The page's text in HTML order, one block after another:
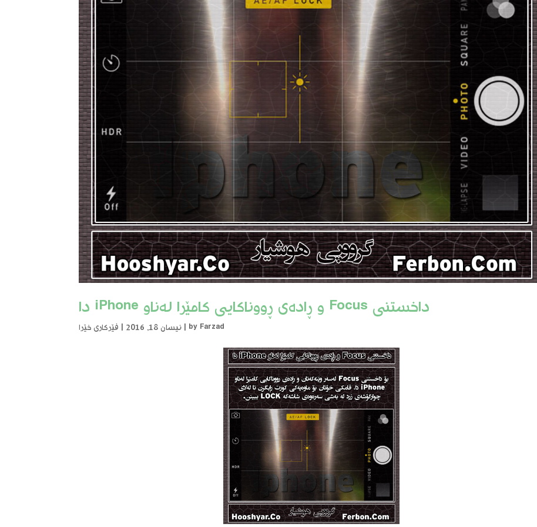
داخستنی Focus و ڕادەی ڕووناکایی کامێرا لەناو iPhone دا
by Farzad
| نیسان 18, 2016 | فێرکاری خێرا